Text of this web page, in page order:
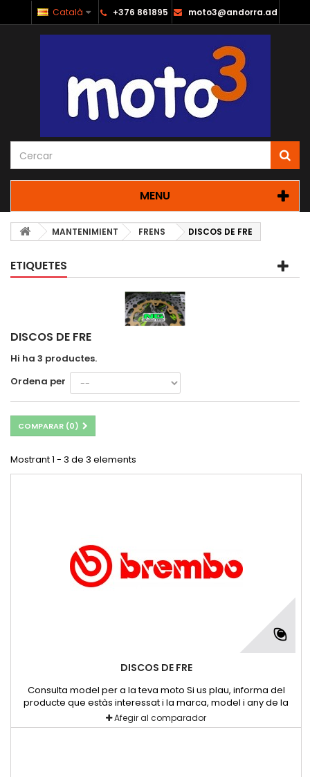
Català +376 861895 moto3@andorra.ad
MENU
MANTENIMIENT FRENS DISCOS DE FRE
ETIQUETES
DISCOS DE FRE
Hi ha 3 productes.
Ordena per
COMPARAR (0)
Mostrant 1 - 3 de 3 elements
DISCOS DE FRE
Consulta model per a la teva moto Si us plau, informa del
producte que estàs interessat i la marca, model i any de la
teva moto.
Afegir al comparador